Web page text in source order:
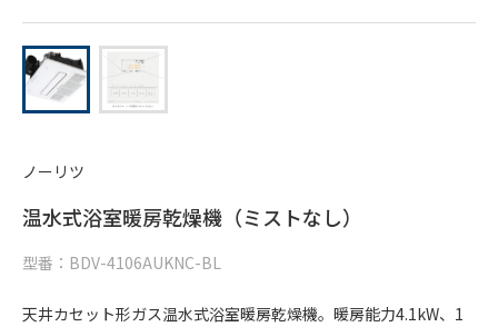
ノーリツ
温水式浴室暖房乾燥機（ミストなし）
型番：BDV-4106AUKNC-BL
天井カセット形ガス温水式浴室暖房乾燥機。暖房能力4.1kW、1